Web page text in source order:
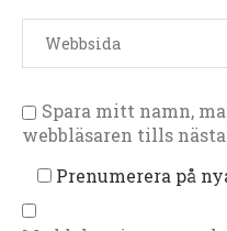
Spara mitt namn,
webbläsaren tills
Prenumerera på